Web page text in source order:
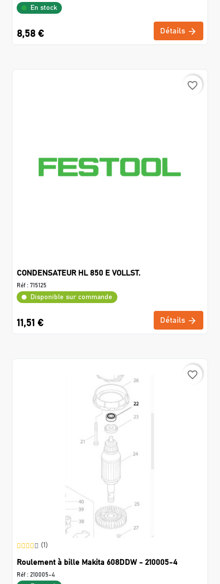
En stock
8,58 € Détails
favorite_border
CONDENSATEUR HL 850 E VOLLST.
Réf : 715125
Disponible sur commande
11,51 € Détails
favorite_border
(1)
Roulement à bille Makita 608DDW - 210005-4
Réf : 210005-4